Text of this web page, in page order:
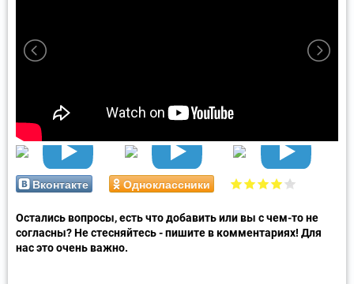
Вконтакте Одноклассники
Остались вопросы, есть что добавить или вы с чем-то не
согласны? Не стесняйтесь - пишите в комментариях! Для
нас это очень важно.